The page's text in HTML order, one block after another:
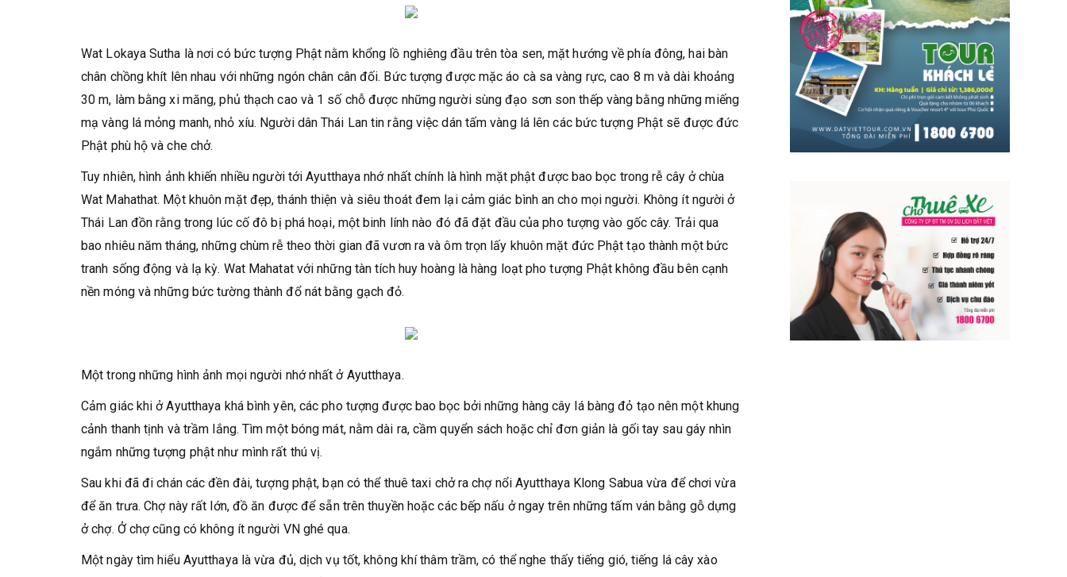
Wat Lokaya Sutha là nơi có bức tượng Phật nằm khổng lồ nghiêng đầu trên tòa sen, mặt hướng về phía đông, hai bàn
chân chồng khít lên nhau với những ngón chân cân đối. Bức tượng được mặc áo cà sa vàng rực, cao 8 m và dài khoảng
30 m, làm bằng xi măng, phủ thạch cao và 1 số chỗ được những người sùng đạo sơn son thếp vàng bằng những miếng
mạ vàng lá mỏng manh, nhỏ xíu. Người dân Thái Lan tin rằng việc dán tấm vàng lá lên các bức tượng Phật sẽ được đức
Phật phù hộ và che chở.
Tuy nhiên, hình ảnh khiến nhiều người tới Ayutthaya nhớ nhất chính là hình mặt phật được bao bọc trong rễ cây ở chùa
Wat Mahathat. Một khuôn mặt đẹp, thánh thiện và siêu thoát đem lại cảm giác bình an cho mọi người. Không ít người ở
Thái Lan đồn rằng trong lúc cố đô bị phá hoại, một binh lính nào đó đã đặt đầu của pho tượng vào gốc cây. Trải qua
bao nhiêu năm tháng, những chùm rễ theo thời gian đã vươn ra và ôm trọn lấy khuôn mặt đức Phật tạo thành một bức
tranh sống động và lạ kỳ. Wat Mahatat với những tàn tích huy hoàng là hàng loạt pho tượng Phật không đầu bên cạnh
nền móng và những bức tường thành đổ nát bằng gạch đỏ.
Một trong những hình ảnh mọi người nhớ nhất ở Ayutthaya.
Cảm giác khi ở Ayutthaya khá bình yên, các pho tượng được bao bọc bởi những hàng cây lá bàng đỏ tạo nên một khung
cảnh thanh tịnh và trầm lắng. Tìm một bóng mát, nằm dài ra, cầm quyển sách hoặc chỉ đơn giản là gối tay sau gáy nhìn
ngắm những tượng phật như mình rất thú vị.
Sau khi đã đi chán các đền đài, tượng phật, bạn có thể thuê taxi chở ra chợ nổi Ayutthaya Klong Sabua vừa để chơi vừa
để ăn trưa. Chợ này rất lớn, đồ ăn được để sẵn trên thuyền hoặc các bếp nấu ở ngay trên những tấm ván bằng gỗ dựng
ở chợ. Ở chợ cũng có không ít người VN ghé qua.
Một ngày tìm hiểu Ayutthaya là vừa đủ, dịch vụ tốt, không khí thâm trầm, có thể nghe thấy tiếng gió, tiếng lá cây xào